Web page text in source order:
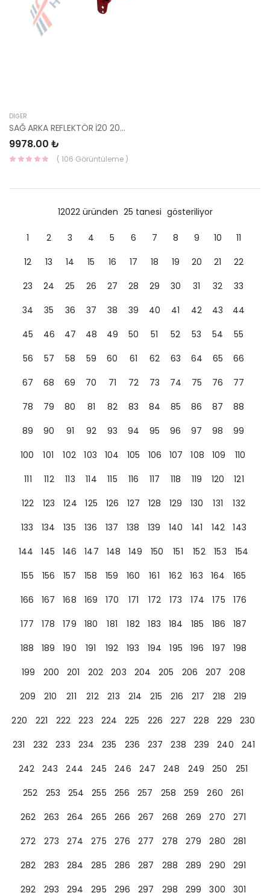
DIĞER
SAĞ ARKA REFLEKTÖR İ20 2024- 92406-Q0300-MOBIS
9978.00 ₺
( 106 Görüntüleme )
12022 üründen 25 tanesi gösteriliyor
1 2 3 4 5 6 7 8 9 10
11
12
13 14 15 16 17 18 19 20 21
22
23
24 25 26 27 28 29 30 31 32
33
34
35 36 37 38 39 40 41 42 43
44
45
46 47 48 49 50 51 52 53 54
55
56
57 58 59 60 61 62 63 64 65
66
67
68 69 70 71 72 73 74 75 76
77
78
79 80 81 82 83 84 85 86 87
88
89
90 91 92 93 94 95 96 97 98
99
100
101 102 103 104 105 106 107 108 109
110
111
112 113 114 115 116 117 118 119 120
121
122
123 124 125 126 127 128 129 130 131
132
133
134 135 136 137 138 139 140 141 142
143
144
145 146 147 148 149 150 151 152 153
154
155
156 157 158 159 160 161 162 163 164
165
166
167 168 169 170 171 172 173 174 175
176
177
178 179 180 181 182 183 184 185 186
187
188
189 190 191 192 193 194 195 196 197
198
199
200 201 202 203 204 205 206 207
208
209
210 211 212 213 214 215 216 217 218
219
220
221 222 223 224 225 226 227 228 229
230
231
232 233 234 235 236 237 238 239 240
241
242
243 244 245 246 247 248 249 250
251
252
253 254 255 256 257 258 259 260
261
262
263 264 265 266 267 268 269 270
271
272
273 274 275 276 277 278 279 280
281
282
283 284 285 286 287 288 289 290
291
292
293 294 295 296 297 298 299 300 301